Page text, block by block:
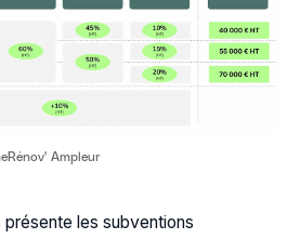
Ampleur
les subventions